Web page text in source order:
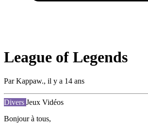
League of Legends
ParKappaw., il y a 14 ans
Divers Jeux Vidéos
Bonjour à tous,